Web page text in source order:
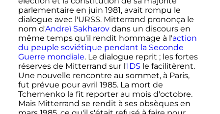
parlementaire en juin 1981, avait rompu le
dialogue avec l'URSS. Mitterrand prononça le
nom d'Andreï Sakharovdans un discours en
même temps qu'il rendit hommage à l'action
du peuple soviétique pendant la Seconde
Guerre mondiale. Le dialogue reprit ; les fortes
réserves de Mitterrand sur l'IDS le facilitèrent.
Une nouvelle rencontre au sommet, à Paris,
fut prévue pour avril 1985. La mort de
Tchernenko la fit reporter au mois d'octobre.
Mais Mitterrand se rendit à ses obsèques en